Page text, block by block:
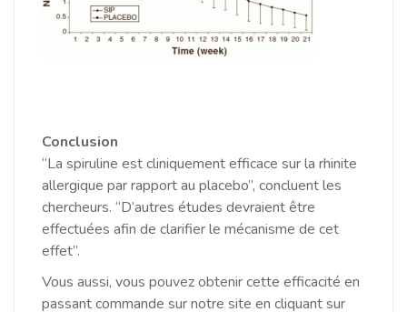
Conclusion
“La spiruline est cliniquement efficace sur la rhinite
allergique par rapport au placebo”, concluent les
chercheurs. “D’autres études devraient être
effectuées afin de clarifier le mécanisme de cet
effet”.
Vous aussi, vous pouvez obtenir cette efficacité en
passant commande sur notre site en cliquant sur